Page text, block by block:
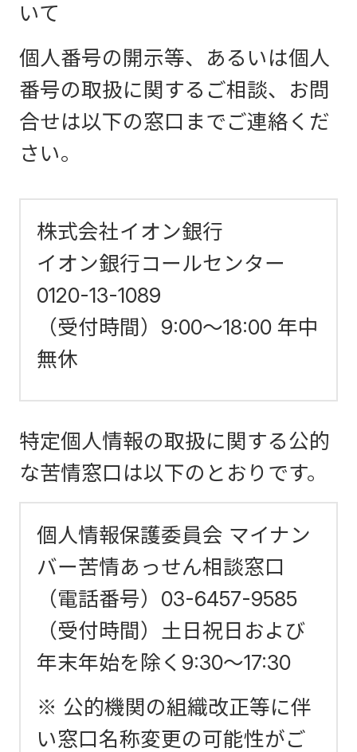
いて
個人番号の開示等、あるいは個人
番号の取扱に関するご相談、お問
合せは以下の窓口までご連絡くだ
さい。
株式会社イオン銀行
イオン銀行コールセンター
0120-13-1089
（受付時間）9:00～18:00 年中
無休
特定個人情報の取扱に関する公的
な苦情窓口は以下のとおりです。
個人情報保護委員会 マイナン
バー苦情あっせん相談窓口
（電話番号）03-6457-9585
（受付時間）土日祝日および
年末年始を除く9:30～17:30
※ 公的機関の組織改正等に伴
い窓口名称変更の可能性がご